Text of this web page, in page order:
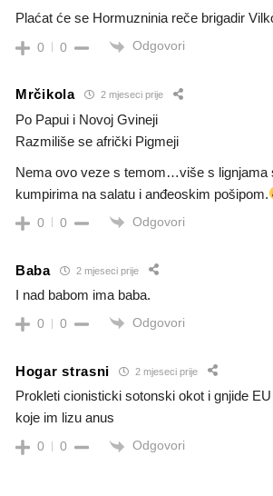
Plaćat će se Hormuzninia reče brigadir
0 0 Odgovori
Mrčikola 2 mjeseci prije
Po Papui i Novoj Gvineji
Razmiliše se afrički Pigmeji
Nema ovo veze s temom…više s lignjama
kumpirima na salatu i anđeoskim pošipom.
0 0 Odgovori
Baba 2 mjeseci prije
I nad babom ima baba.
0 0 Odgovori
Hogar strasni 2 mjeseci prije
Prokleti cionisticki sotonski okot i gnjide
koje im lizu anus
0 0 Odgovori